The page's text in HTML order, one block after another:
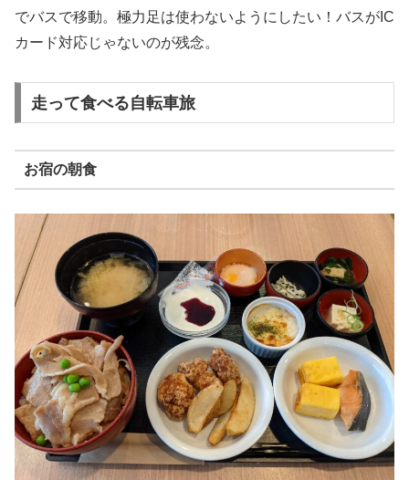
でバスで移動。極力足は使わないようにしたい！バスがIC
カード対応じゃないのが残念。
走って食べる自転車旅
お宿の朝食